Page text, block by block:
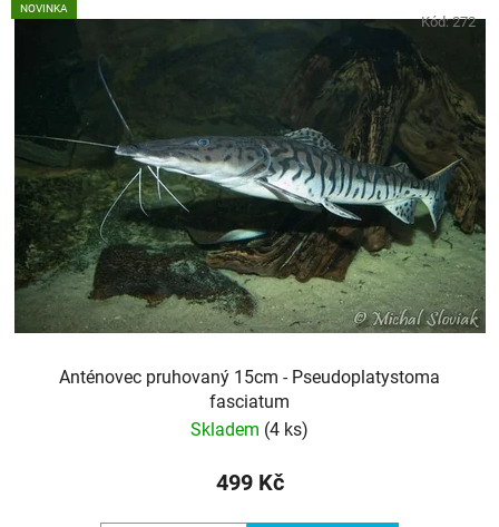
NOVINKA
Anténovec pruhovaný 15cm - Pseudoplatystoma
fasciatum
Skladem (4 ks)
499 Kč
Kód:272